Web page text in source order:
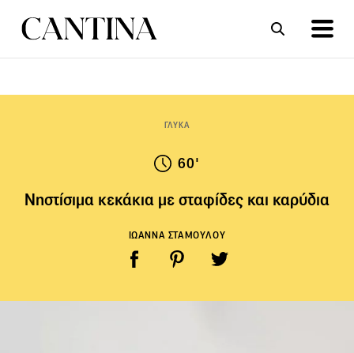
ΓΛΥΚΑ
60'
Νηστίσιμα κεκάκια με σταφίδες και καρύδια
ΙΩΑΝΝΑ ΣΤΑΜΟΥΛΟΥ